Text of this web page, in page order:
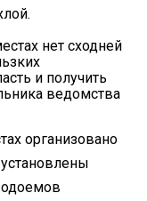
нет сходней
и получить
ведомства
организовано